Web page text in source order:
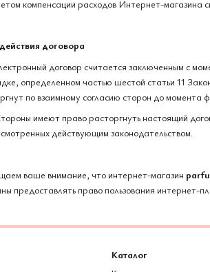
компенсации расходов Интернет-магазина
договора
договор считается заключенным с
определенном частью шестой статьи 11
по взаимному согласию сторон до момента
имеют право расторгнуть настоящий
действующим законодательством.
ваше внимание, что интернет-магазин
предоставлять право пользования
Каталог